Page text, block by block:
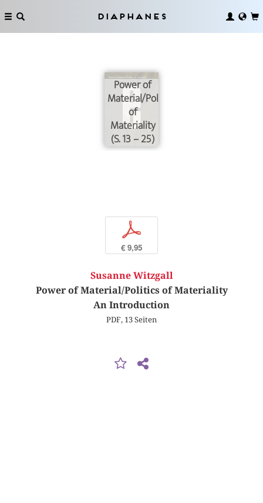
Diaphanes
Power of
Material/Politics
of
Materiality
(S. 13 – 25)
p
€ 9,95
Susanne Witzgall
Power of Material/Politics of Materiality
An Introduction
PDF, 13 Seiten